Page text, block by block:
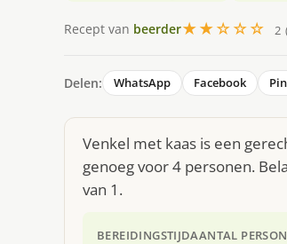
Recept van beerder★★☆☆☆ 2
Delen: WhatsApp Facebook
Venkel met kaas is een
genoeg voor 4 personen.
van 1.
BEREIDINGSTIJDAANTAL